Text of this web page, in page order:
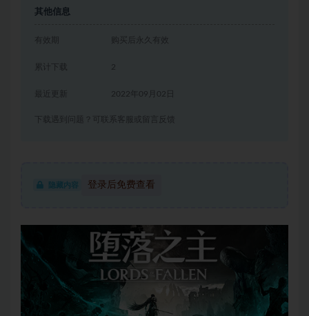
其他信息
有效期 购买后永久有效
累计下载 2
2022年09月02日
下载遇到问题？可联系客服或留言反馈
隐藏内容 登录后免费查看